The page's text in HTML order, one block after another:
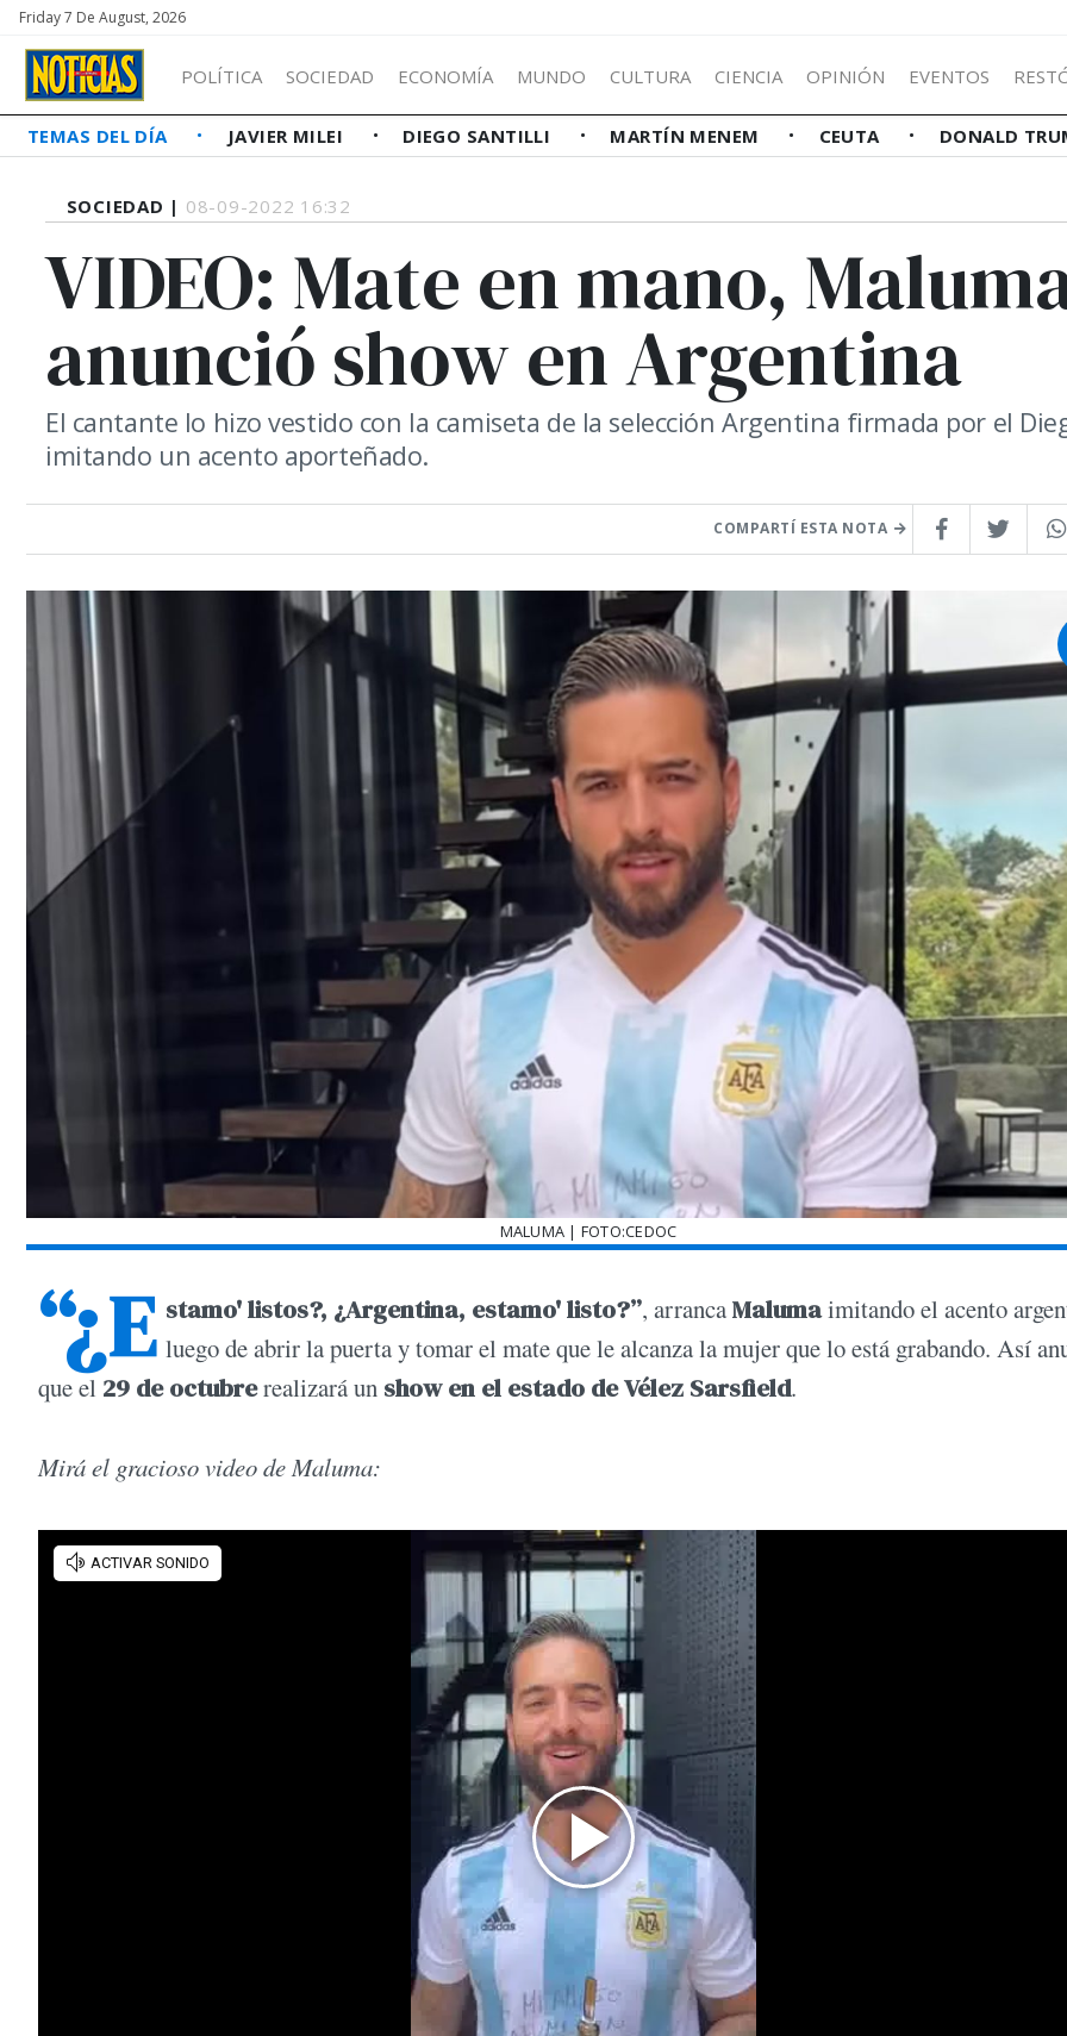
Friday 7 De August, 2026
POLÍTICA SOCIEDAD ECONOMÍA MUNDO CULTURA CIENCIA OPINIÓN EVENTOS
TEMAS DEL DÍA JAVIER MILEI DIEGO SANTILLI MARTÍN MENEM CEUTA DONALD
SOCIEDAD | 08-09-2022 16:32
VIDEO: Mate en mano,
anunció show en Argentina
El cantante lo hizo vestido con la camiseta de la selección Argentina firmada por el
imitando un acento aporteñado.
COMPARTÍ ESTA NOTA
MALUMA | FOTO:CEDOC
“¿E stamo' listos?, ¿Argentina, estamo' listo?”, arrancaMalumaimitando el acento
luego de abrir la puerta y tomar el mate que le alcanza la mujer que lo está grabando. Así
que el 29 de octubrerealizará un show en el estado de Vélez Sarsfield.
Mirá el gracioso video de Maluma: